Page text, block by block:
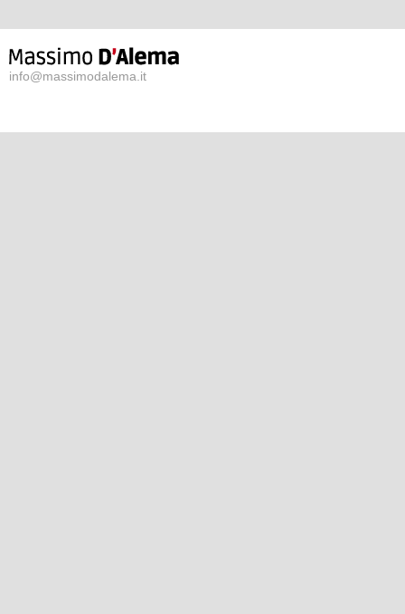
info@massimodalema.it